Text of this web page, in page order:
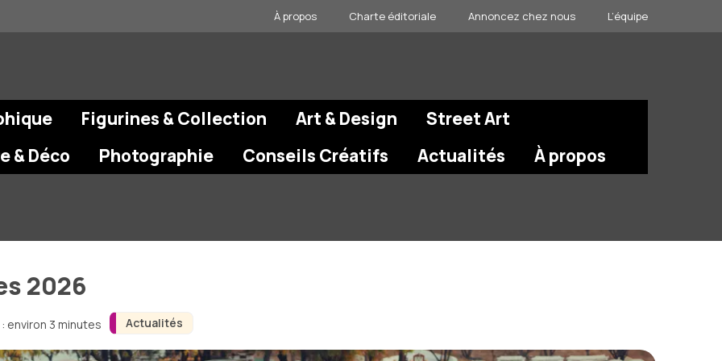
À propos Charte éditoriale Annoncez chez nous L’équipe
Figurines & Collection Art & Design
Street Art
& Déco
Photographie Conseils Créatifs Actualités À propos
Actualités
2026
environ 3 minutes